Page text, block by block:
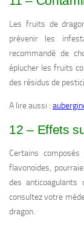
Les fruits de
prévenir les
recommandé de
éplucher les fruits
des résidus de
A lire aussi :
12 – Effets
Certains
flavonoïdes,
des anticoagulants
consultez votre
dragon.